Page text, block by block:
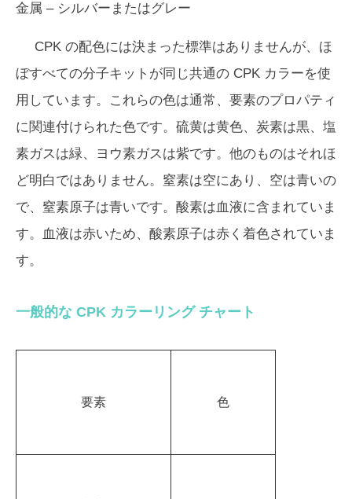
金属 – シルバーまたはグレー
CPK の配色には決まった標準はありませんが、ほ
ぼすべての分子キットが同じ共通の CPK カラーを使
用しています。これらの色は通常、要素のプロパティ
に関連付けられた色です。硫黄は黄色、炭素は黒、塩
素ガスは緑、ヨウ素ガスは紫です。他のものはそれほ
ど明白ではありません。窒素は空にあり、空は青いの
で、窒素原子は青いです。酸素は血液に含まれていま
す。血液は赤いため、酸素原子は赤く着色されていま
す。
一般的な CPK カラーリング チャート
要素 色